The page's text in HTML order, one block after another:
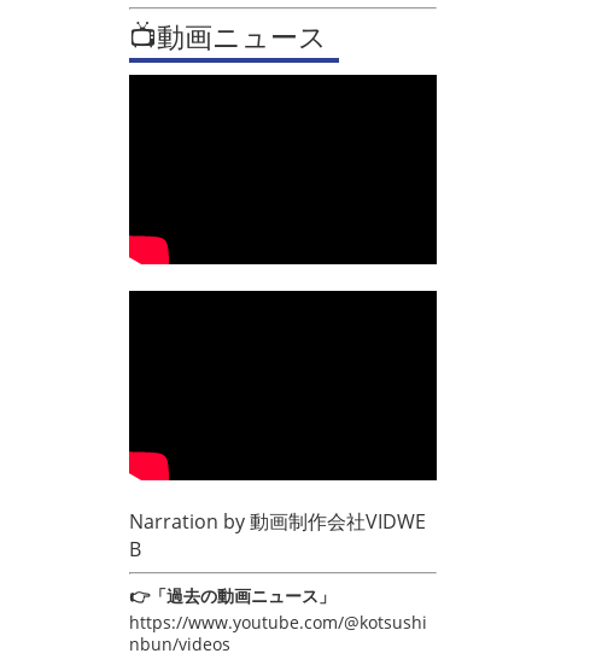
📺動画ニュース
Narration by動画制作会社VIDWE
B
👉「過去の動画ニュース」
https://www.youtube.com/@kotsushi
nbun/videos